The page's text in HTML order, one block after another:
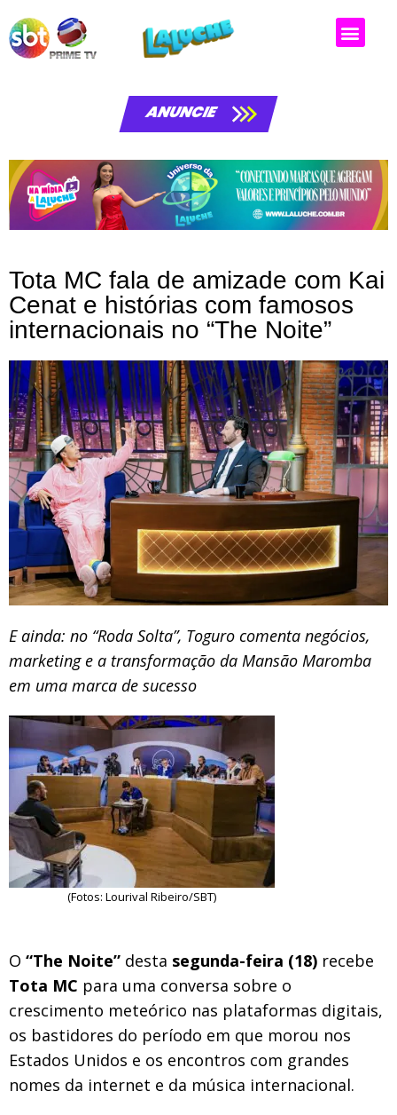
ANUNCIE
Tota MC fala de amizade com Kai
Cenat e histórias com famosos
internacionais no “The Noite”
E ainda: no “Roda Solta”, Toguro comenta negócios,
marketing e a transformação da Mansão Maromba
em uma marca de sucesso
(Fotos: Lourival Ribeiro/SBT)
O “The Noite” desta segunda-feira (18) recebe
Tota MC para uma conversa sobre o
crescimento meteórico nas plataformas digitais,
os bastidores do período em que morou nos
Estados Unidos e os encontros com grandes
nomes da internet e da música internacional.